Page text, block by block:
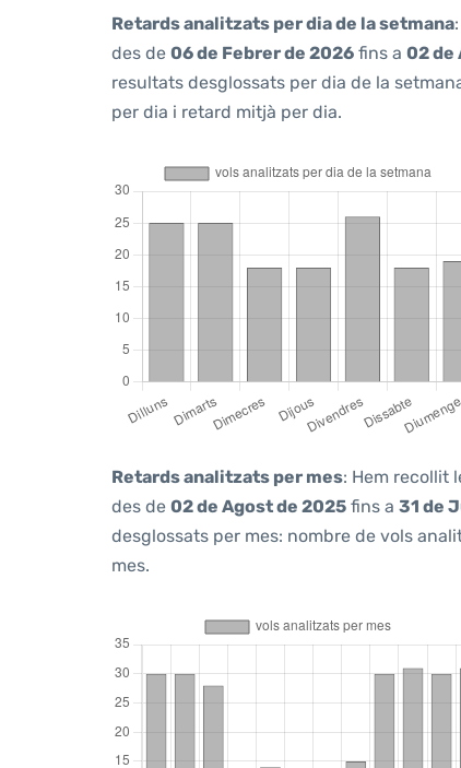
Retards analitzats per dia de la setmana
des de 06 de Febrer de 2026 fins a 02 de
resultats desglossats per dia de la
per dia i retard mitjà per dia.
Retards analitzats per mes: Hem recollit
des de 02 de Agost de 2025 fins a 31 de
desglossats per mes: nombre de vols
mes.